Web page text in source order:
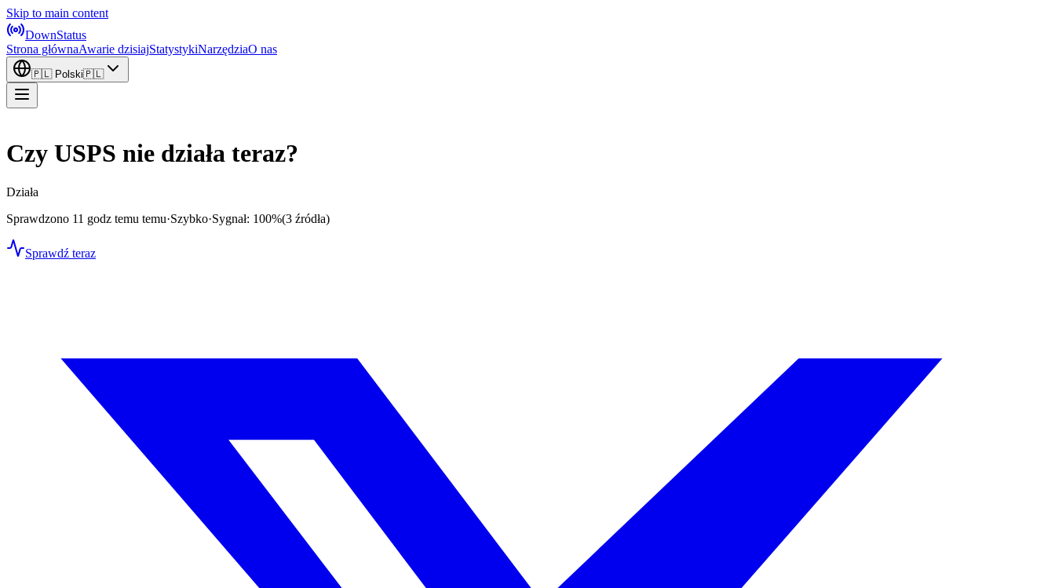
Skip to main content
DownStatus
Strona głównaAwarie dzisiajStatystykiNarzędziaO nas
🇵🇱 Polski🇵🇱
Czy USPS nie działa teraz?
Działa
Sprawdzono 11 godz temu temu·Szybko·Sygnał: 100%(3 źródła)
Sprawdź teraz